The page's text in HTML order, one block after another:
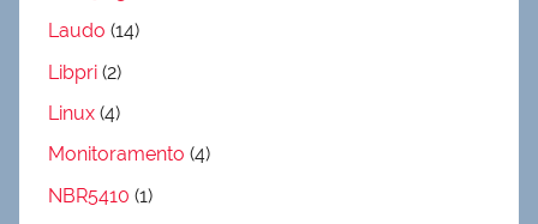
Laudo (14)
Libpri (2)
Linux (4)
Monitoramento (4)
NBR5410 (1)